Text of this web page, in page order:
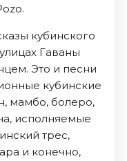
кубинского
Гаваны
Это и песни
кубинские
мамбо, болеро,
исполняемые
трес,
и конечно,